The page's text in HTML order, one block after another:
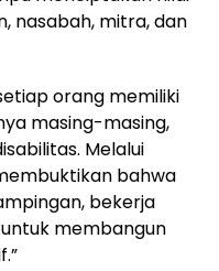
nasabah, mitra, dan
orang memiliki
masing-masing,
Melalui
bahwa
bekerja
membangun